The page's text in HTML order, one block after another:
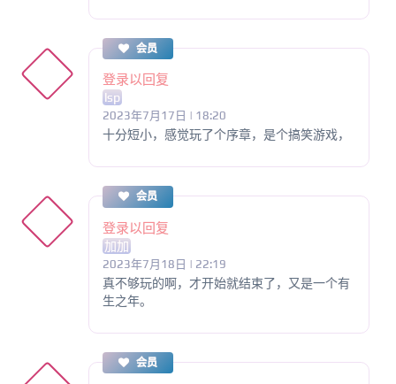
会员
登录以回复
lsp
2023年7月17日 | 18:20
十分短小，感觉玩了个序章，是个搞笑游戏，
会员
登录以回复
加加
2023年7月18日 | 22:19
真不够玩的啊，才开始就结束了，又是一个有
生之年。
会员